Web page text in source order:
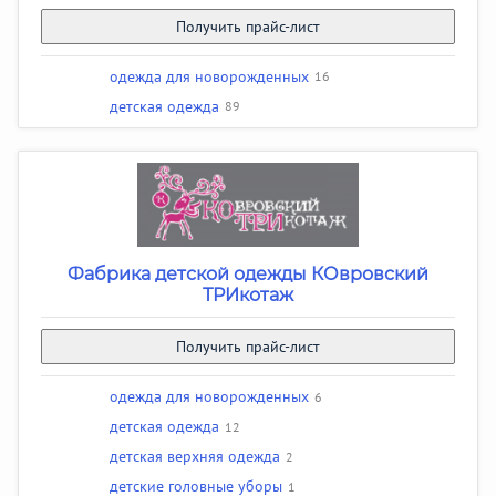
Получить прайс-лист
одежда для новорожденных 16
детская одежда 89
Фабрика детской одежды КОвровский
ТРИкотаж
Получить прайс-лист
одежда для новорожденных 6
детская одежда 12
детская верхняя одежда 2
детские головные уборы 1